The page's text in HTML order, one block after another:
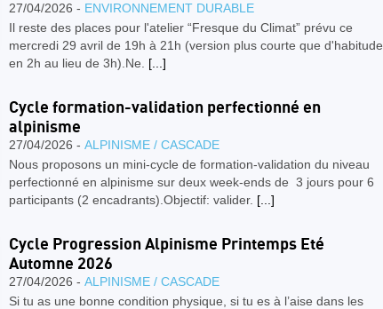
27/04/2026 - ENVIRONNEMENT DURABLE
Il reste des places pour l'atelier “Fresque du Climat” prévu ce
mercredi 29 avril de 19h à 21h (version plus courte que d'habitude,
en 2h au lieu de 3h).Ne. [...]
Cycle formation-validation perfectionné en
alpinisme
27/04/2026 - ALPINISME / CASCADE
Nous proposons un mini-cycle de formation-validation du niveau
perfectionné en alpinisme sur deux week-ends de 3 jours pour 6
participants (2 encadrants).Objectif: valider. [...]
Cycle Progression Alpinisme Printemps Eté
Automne 2026
27/04/2026 - ALPINISME / CASCADE
Si tu as une bonne condition physique, si tu es à l’aise dans les